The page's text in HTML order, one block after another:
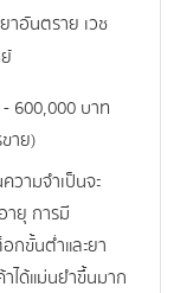
อันตราย เวช
600,000 บาท
าย)
วามจำเป็นจะ
ายุ การมี
กขั้นต่ำและยา
ได้แม่นยำขึ้นมาก